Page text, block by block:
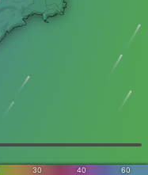
30 40 60